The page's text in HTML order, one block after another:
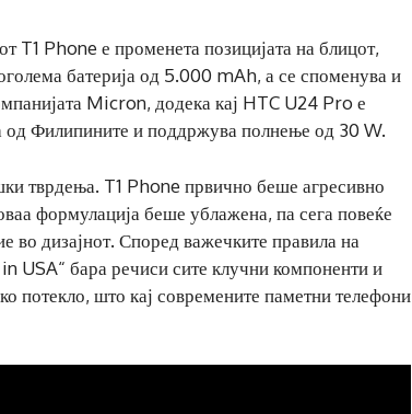
T1 Phone е променета позицијата на блицот,
батерија од 5.000 mAh, а се споменува и
Micron, додека кај HTC U24 Pro е
од Филипините и поддржува полнење од 30 W.
тврдења. T1 Phone првично беше агресивно
формулација беше ублажена, па сега повеќе
во дизајнот. Според важечките правила на
бара речиси сите клучни компоненти и
потекло, што кај современите паметни телефони